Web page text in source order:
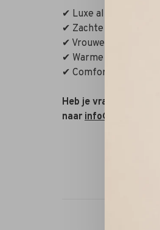
✔ Luxe alpaca- en
✔ Zachte fluffy
✔ Vrouwelijke V-hals
✔ Warme cashew kleur
✔ Comfortabele, licht
Heb je vragen of wil
naar info@rivs.nl of